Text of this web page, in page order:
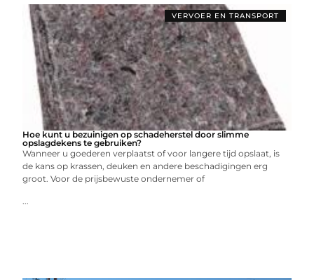
VERVOER EN TRANSPORT
Hoe kunt u bezuinigen op schadeherstel door slimme
opslagdekens te gebruiken?
Wanneer u goederen verplaatst of voor langere tijd opslaat, is
de kans op krassen, deuken en andere beschadigingen erg
groot. Voor de prijsbewuste ondernemer of
...